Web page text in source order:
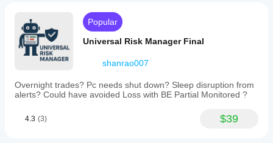
Popular
Universal Risk Manager Final
shanrao007
Overnight trades? Pc needs shut down? Sleep disruption from
alerts? Could have avoided Loss with BE Partial Monitored ?
4.3 (3) $39